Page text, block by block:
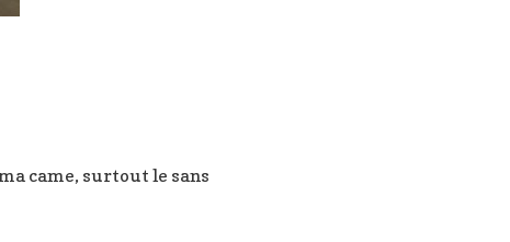
came, surtout le sans